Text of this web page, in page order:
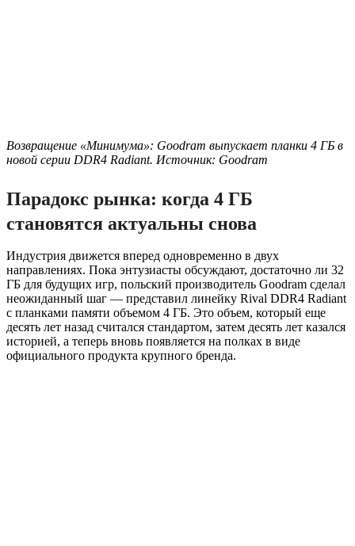
Возвращение «Минимума»: Goodram выпускает планки 4 ГБ в
новой серии DDR4 Radiant. Источник: Goodram
Парадокс рынка: когда 4 ГБ
становятся актуальны снова
Индустрия движется вперед одновременно в двух
направлениях. Пока энтузиасты обсуждают, достаточно ли 32
ГБ для будущих игр, польский производитель Goodram сделал
неожиданный шаг — представил линейку Rival DDR4 Radiant
с планками памяти объемом 4 ГБ. Это объем, который еще
десять лет назад считался стандартом, затем десять лет казался
историей, а теперь вновь появляется на полках в виде
официального продукта крупного бренда.